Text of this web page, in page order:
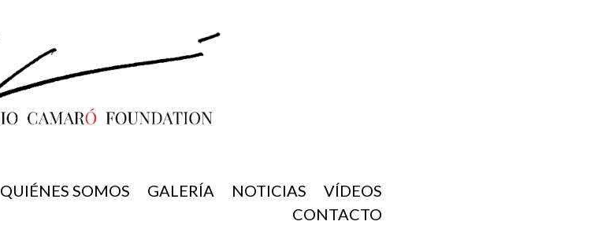
QUIÉNES SOMOS GALERÍA NOTICIAS
VÍDEOS
CONTACTO